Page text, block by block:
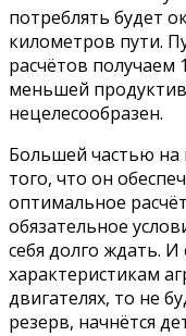
потреблять будет
километров пути.
расчётов получаем
меньшей
нецелесообразен.
Большей частью на
того, что он
оптимальное
обязательное
себя долго ждать.
характеристикам
двигателях, то не
резерв, начнётся